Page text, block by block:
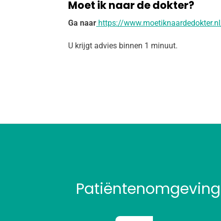
Moet ik naar de dokter?
Ga naar https://
U krijgt advies binnen 1 minuut.
Patiëntenomgeving